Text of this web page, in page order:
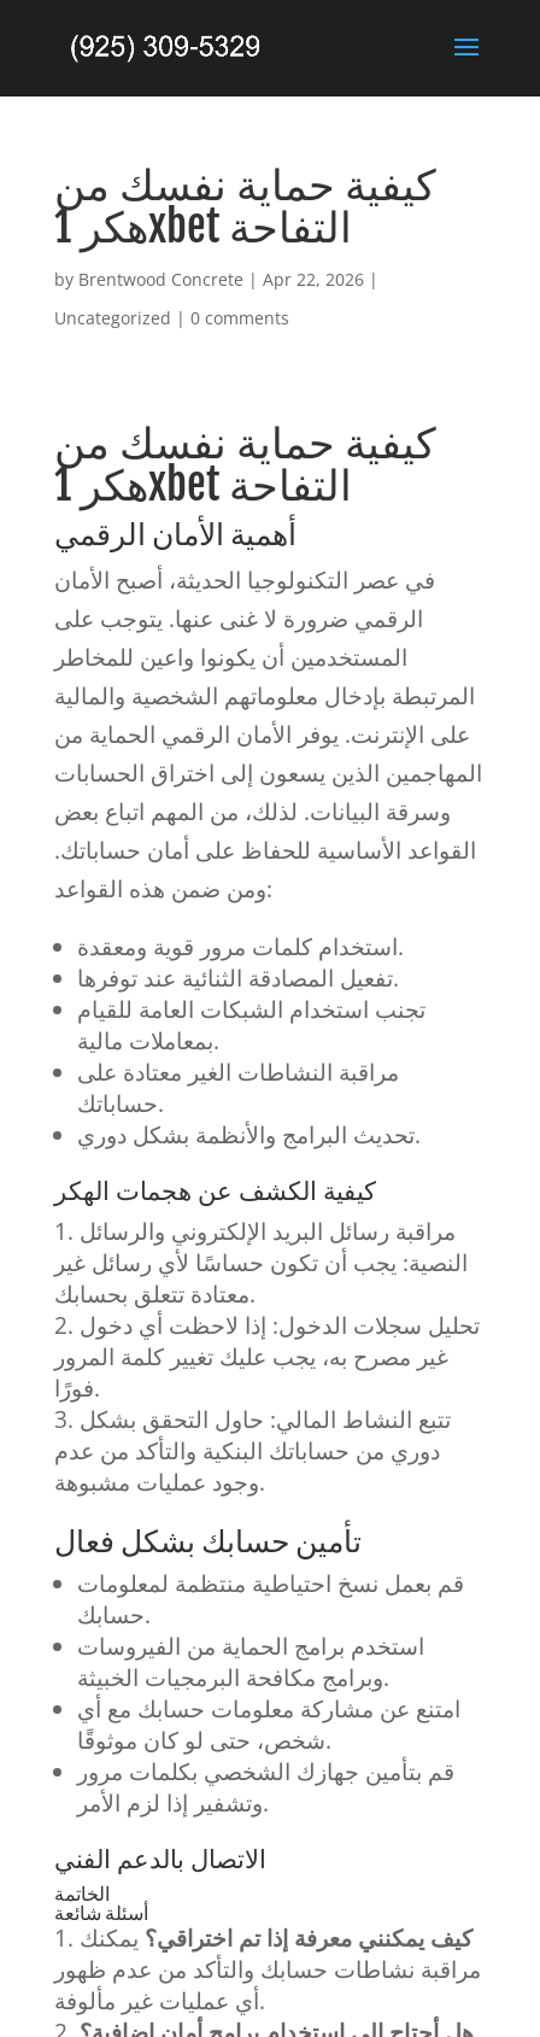
كيفية حماية نفسك من
هكر 1xbet التفاحة
by Brentwood Concrete | Apr 22, 2026|
Uncategorized | 0 comments
كيفية حماية نفسك من
هكر 1xbet التفاحة
أهمية الأمان الرقمي
في عصر التكنولوجيا الحديثة، أصبح الأمان
الرقمي ضرورة لا غنى عنها. يتوجب على
المستخدمين أن يكونوا واعين للمخاطر
المرتبطة بإدخال معلوماتهم الشخصية والمالية
على الإنترنت. يوفر الأمان الرقمي الحماية من
المهاجمين الذين يسعون إلى اختراق الحسابات
وسرقة البيانات. لذلك، من المهم اتباع بعض
القواعد الأساسية للحفاظ على أمان حساباتك.
ومن ضمن هذه القواعد:
استخدام كلمات مرور قوية ومعقدة.
تفعيل المصادقة الثنائية عند توفرها.
تجنب استخدام الشبكات العامة للقيام
بمعاملات مالية.
مراقبة النشاطات الغير معتادة على
حساباتك.
تحديث البرامج والأنظمة بشكل دوري.
كيفية الكشف عن هجمات الهكر
مراقبة رسائل البريد الإلكتروني والرسائل
النصية: يجب أن تكون حساسًا لأي رسائل غير
معتادة تتعلق بحسابك.
تحليل سجلات الدخول: إذا لاحظت أي دخول
غير مصرح به، يجب عليك تغيير كلمة المرور
فورًا.
تتبع النشاط المالي: حاول التحقق بشكل
دوري من حساباتك البنكية والتأكد من عدم
وجود عمليات مشبوهة.
تأمين حسابك بشكل فعال
قم بعمل نسخ احتياطية منتظمة لمعلومات
حسابك.
استخدم برامج الحماية من الفيروسات
وبرامج مكافحة البرمجيات الخبيثة.
امتنع عن مشاركة معلومات حسابك مع أي
شخص، حتى لو كان موثوقًا.
قم بتأمين جهازك الشخصي بكلمات مرور
وتشفير إذا لزم الأمر.
الاتصال بالدعم الفني
الخاتمة
أسئلة شائعة
كيف يمكنني معرفة إذا تم اختراقي؟ يمكنك
مراقبة نشاطات حسابك والتأكد من عدم ظهور
أي عمليات غير مألوفة.